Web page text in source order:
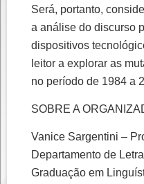
Será, portanto,
a análise do discurso
dispositivos
leitor a explorar as
no período de 1984 a
SOBRE A
Vanice Sargentini –
Departamento de
Graduação em